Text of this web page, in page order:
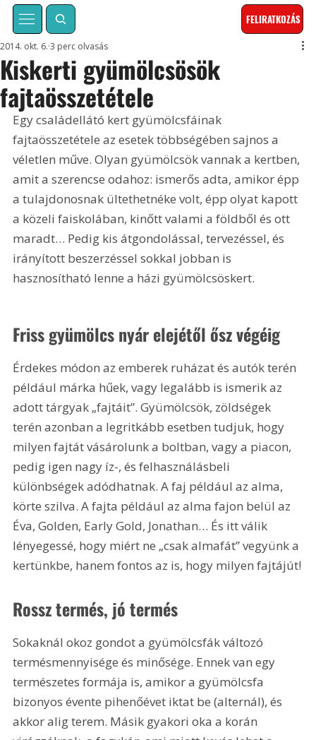
FELIRATKOZÁS
Kiskerti gyümölcsösök
fajtaösszetétele
2014. okt. 6. 3 perc olvasás
Egy családellátó kert gyümölcsfáinak
fajtaösszetétele az esetek többségében sajnos a
véletlen műve. Olyan gyümölcsök vannak a kertben,
amit a szerencse odahoz: ismerős adta, amikor épp
a tulajdonosnak ültethetnéke volt, épp olyat kapott
a közeli faiskolában, kinőtt valami a földből és ott
maradt… Pedig kis átgondolással, tervezéssel, és
irányított beszerzéssel sokkal jobban is
hasznosítható lenne a házi gyümölcsöskert.
Friss gyümölcs nyár elejétől ősz végéig
Érdekes módon az emberek ruházat és autók terén
például márka hűek, vagy legalább is ismerik az
adott tárgyak „fajtáit”. Gyümölcsök, zöldségek
terén azonban a legritkább esetben tudjuk, hogy
milyen fajtát vásárolunk a boltban, vagy a piacon,
pedig igen nagy íz-, és felhasználásbeli
különbségek adódhatnak. A faj például az alma,
körte szilva. A fajta például az alma fajon belül az
Éva, Golden, Early Gold, Jonathan… És itt válik
lényegessé, hogy miért ne „csak almafát” vegyünk a
kertünkbe, hanem fontos az is, hogy milyen fajtájút!
Rossz termés, jó termés
Sokaknál okoz gondot a gyümölcsfák változó
termésmennyisége és minősége. Ennek van egy
természetes formája is, amikor a gyümölcsfa
bizonyos évente pihenőévet iktat be (alternál), és
akkor alig terem. Másik gyakori oka a korán